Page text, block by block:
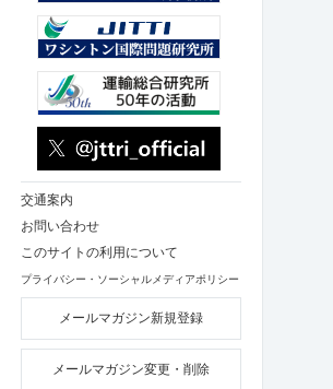
交通案内
お問い合わせ
このサイトの利用について
プライバシー・ソーシャルメディアポリシー
メールマガジン新規登録
メールマガジン変更・削除